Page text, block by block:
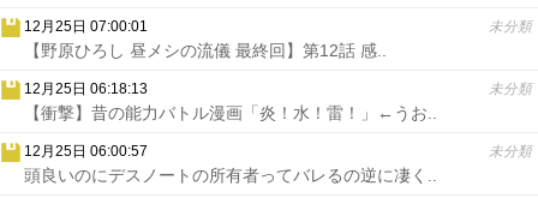
12月25日 07:00:01 未分類
【野原ひろし 昼メシの流儀 最終回】第12話 感..
12月25日 06:18:13 未分類
【衝撃】昔の能力バトル漫画「炎！水！雷！」←うお..
12月25日 06:00:57 未分類
頭良いのにデスノートの所有者ってバレるの逆に凄く..